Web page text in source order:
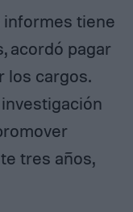
informes tiene
acordó pagar
los cargos.
tres años,